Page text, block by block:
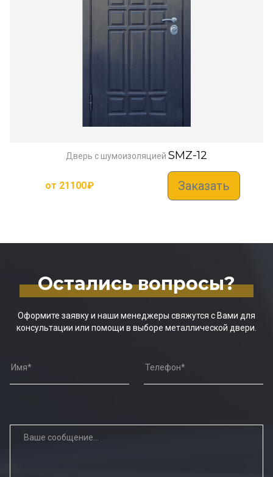
Дверь с шумоизоляцией SMZ-12
от 21100₽ Заказать
Остались вопросы?
Оформите заявку и наши менеджеры свяжутся с Вами для
консультации или помощи в выборе металлической двери.